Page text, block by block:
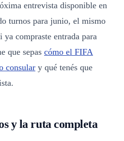
entrevista disponible en
turnos para junio, el mismo
compraste entrada para
que sepas cómo el FIFA
consular y qué tenés que
y la ruta completa